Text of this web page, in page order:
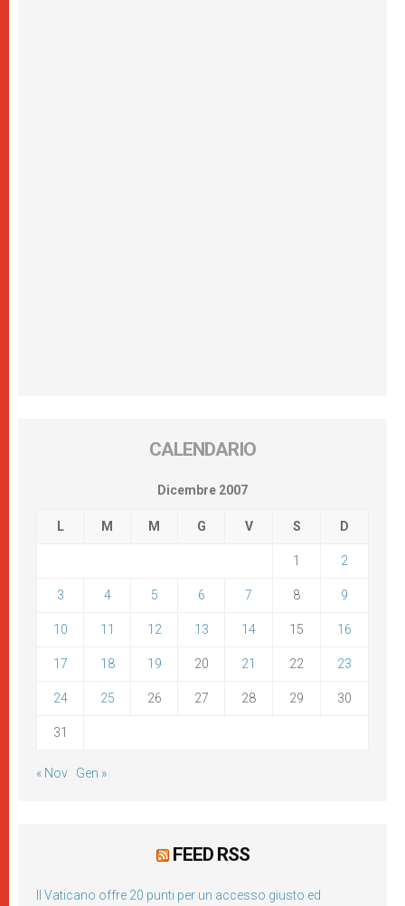
CALENDARIO
Dicembre 2007
L M M G V S D
1 2
3 4 5 6 7 8 9
10 11 12 13 14 15 16
17 18 19 20 21 22 23
24 25 26 27 28 29 30
31
« Nov Gen »
FEED RSS
Il Vaticano offre 20 punti per un accesso giusto ed